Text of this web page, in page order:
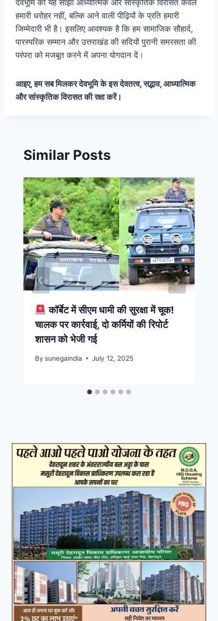
देवभूमि की यह साझा आध्यात्मिक और सांस्कृतिक विरासत केवल
हमारी धरोहर नहीं, बल्कि आने वाली पीढ़ियों के प्रति हमारी
जिम्मेदारी भी है। इसलिए आवश्यक है कि हम सामाजिक सौहार्द,
पारस्परिक सम्मान और उत्तराखंड की सदियों पुरानी समरसता की
परंपरा को मजबूत करने में अपना योगदान दें।
आइए, हम सब मिलकर देवभूमि के इस देवतत्व, सद्भाव, आध्यात्मिक
और सांस्कृतिक विरासत की रक्षा करें।
Similar Posts
कॉर्बेट में सीएम धामी की सुरक्षा में चूक!
चालक पर कार्रवाई, दो कर्मियों की रिपोर्ट
शासन को भेजी गई
By sunegaindia July 12, 2025